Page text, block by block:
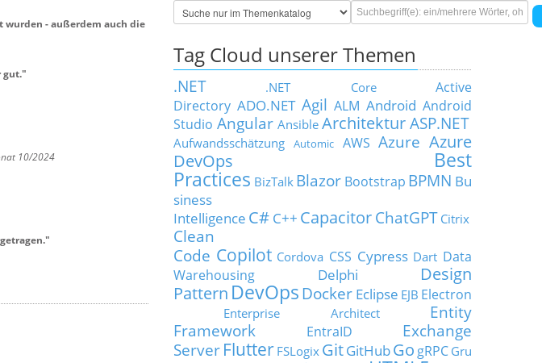
wurden - außerdem auch die
gut."
10/2024
"
Tag Cloud unserer Themen
.NET .NET Core
Active
Directory ADO.NET Agil ALM Android Android
Studio Angular Ansible Architektur ASP.NET
Aufwandsschätzung Automic AWS Azure Azure
DevOps
Best
Practices BizTalk Blazor Bootstrap BPMN Bu
siness
Intelligence C# C++ Capacitor ChatGPT Citrix
Clean
Code Copilot Cordova CSS Cypress Dart Data
Warehousing
Delphi
Design
Pattern DevOps Docker Eclipse EJB Electron
Enterprise Architect
Entity
Framework
EntraID
Exchange
Server Flutter FSLogix GitGitHubGo gRPC Gru